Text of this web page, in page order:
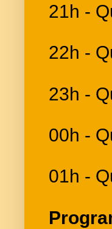
21h -
22h -
23h -
00h -
01h -